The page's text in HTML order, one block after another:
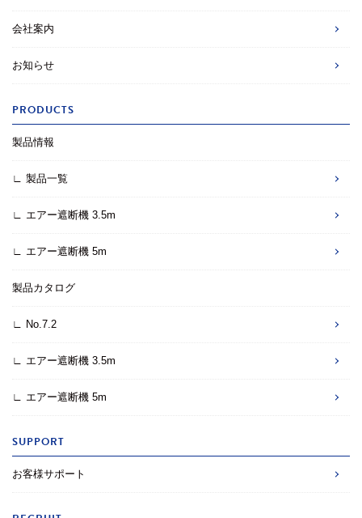
会社案内
お知らせ
PRODUCTS
製品情報
∟ 製品一覧
∟ エアー遮断機 3.5m
∟ エアー遮断機 5m
製品カタログ
∟ No.7.2
∟ エアー遮断機 3.5m
∟ エアー遮断機 5m
SUPPORT
お客様サポート